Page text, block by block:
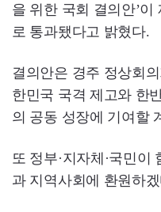
을 위한 국회 결의안’이
로 통과됐다고 밝혔다.
결의안은 경주 정상회
한민국 국격 제고와 한
의 공동 성장에 기여할
또 정부·지자체·국민이
과 지역사회에 환원하